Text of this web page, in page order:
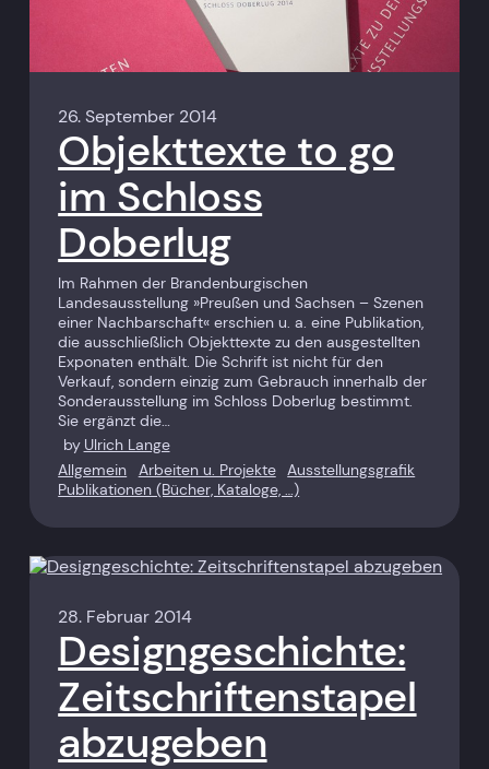
26. September 2014
Objekttexte to go
im Schloss
Doberlug
Im Rahmen der Brandenburgischen
Landesausstellung »Preußen und Sachsen – Szenen
einer Nachbarschaft« erschien u. a. eine Publikation,
die ausschließlich Objekttexte zu den ausgestellten
Exponaten enthält. Die Schrift ist nicht für den
Verkauf, sondern einzig zum Gebrauch innerhalb der
Sonderausstellung im Schloss Doberlug bestimmt.
Sie ergänzt die…
by Ulrich Lange
Allgemein
Arbeiten u. Projekte Ausstellungsgrafik
Publikationen (Bücher, Kataloge, …)
28. Februar 2014
Designgeschichte:
Zeitschriftenstapel
abzugeben